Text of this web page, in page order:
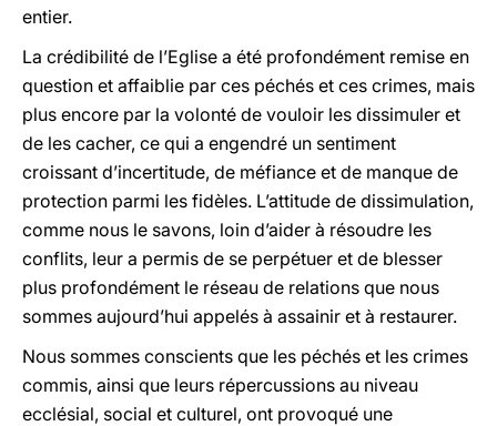
entier.
La crédibilité de l’Eglise a été profondément remise en
question et affaiblie par ces péchés et ces crimes, mais
plus encore par la volonté de vouloir les dissimuler et
de les cacher, ce qui a engendré un sentiment
croissant d’incertitude, de méfiance et de manque de
protection parmi les fidèles. L’attitude de dissimulation,
comme nous le savons, loin d’aider à résoudre les
conflits, leur a permis de se perpétuer et de blesser
plus profondément le réseau de relations que nous
sommes aujourd’hui appelés à assainir et à restaurer.
Nous sommes conscients que les péchés et les crimes
commis, ainsi que leurs répercussions au niveau
ecclésial, social et culturel, ont provoqué une